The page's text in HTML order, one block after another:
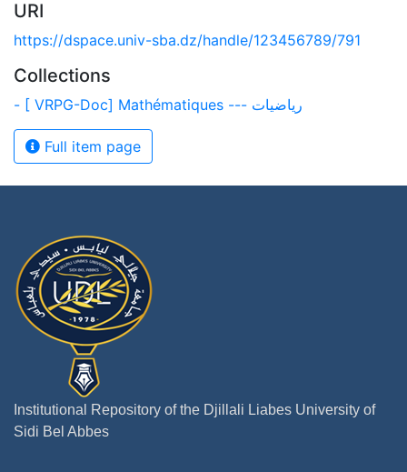
URI
https://dspace.univ-sba.dz/handle/123456789/791
Collections
- [ VRPG-Doc] Mathématiques --- رياضيات
Full item page
Institutional Repository of the Djillali Liabes University of
Sidi Bel Abbes